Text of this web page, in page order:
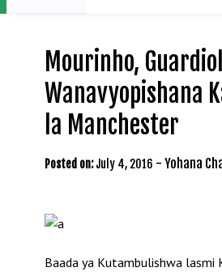
Mourinho,
Wanavyopishana
la Manchester
Posted on: July 4, 2016 - Yohana
Baada ya Kutambulishwa lasmi